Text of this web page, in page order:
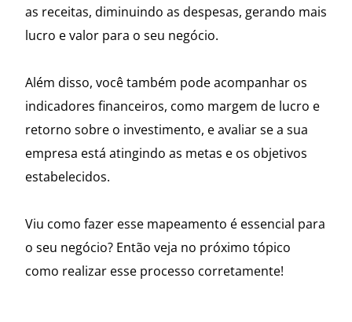
as receitas, diminuindo as despesas, gerando mais
lucro e valor para o seu negócio.
Além disso, você também pode acompanhar os
indicadores financeiros, como margem de lucro e
retorno sobre o investimento, e avaliar se a sua
empresa está atingindo as metas e os objetivos
estabelecidos.
Viu como fazer esse mapeamento é essencial para
o seu negócio? Então veja no próximo tópico
como realizar esse processo corretamente!